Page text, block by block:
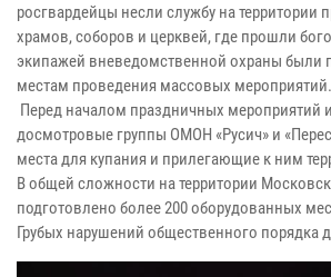
росгвардейцы несли службу на территории
храмов, соборов и церквей, где прошли
экипажей вневедомственной охраны были
местам проведения массовых мероприятий.
Перед началом праздничных мероприятий
досмотровые группы ОМОН «Русич» и
места для купания и прилегающие к ним
В общей сложности на территории
подготовлено более 200 оборудованных
Грубых нарушений общественного порядка